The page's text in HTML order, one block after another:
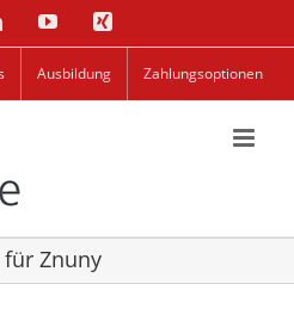
LinkedInYouTubeXing
Ausbildung Zahlungsoptionen
Znuny